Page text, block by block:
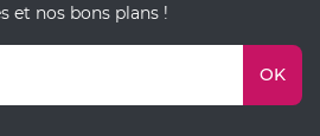
et nos bons plans !
OK